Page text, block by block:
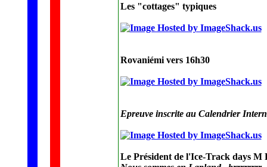
Les "cottages" typiques
Rovaniémi vers 16h30
Epreuve inscrite au Calendrier
Le Président de l'Ice-Track days M